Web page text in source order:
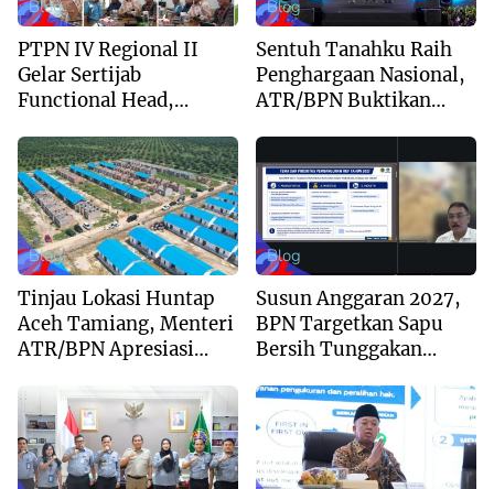
Blog
PTPN IV Regional II
Gelar Sertijab
Functional Head,
Regional Unggulan
Blog
Sentuh Tanahku Raih
Penghargaan Nasional,
ATR/BPN Buktikan
Blog
Tinjau Lokasi Huntap
Aceh Tamiang, Menteri
ATR/BPN Apresiasi
Buddha Tzu Chi dan
Aguan
Blog
Susun Anggaran 2027,
BPN Targetkan Sapu
Bersih Tunggakan
Kepastian Waktu
Layanan